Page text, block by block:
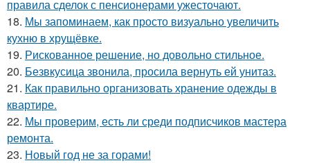
правила сделок с пенсионерами ужесточают.
18. Мы запоминаем, как просто визуально увеличить
кухню в хрущёвке.
19. Рискованное решение, но довольно стильное.
20. Безвкусица звонила, просила вернуть ей унитаз.
21. Как правильно организовать хранение одежды в
квартире.
22. Мы проверим, есть ли среди подписчиков мастера
ремонта.
23. Новый год не за горами!